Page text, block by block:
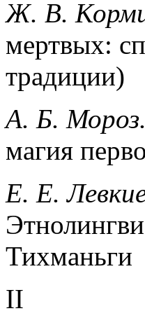
Ж. В.
мертвых:
традиции)
А. Б. Мороз.
магия
Е. Е.
Тихманьги
II